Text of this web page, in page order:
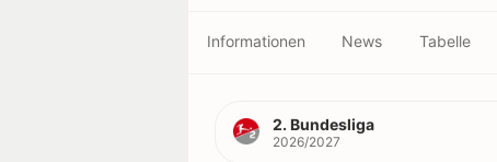
Informationen News Tabelle
2. Bundesliga
2026/2027